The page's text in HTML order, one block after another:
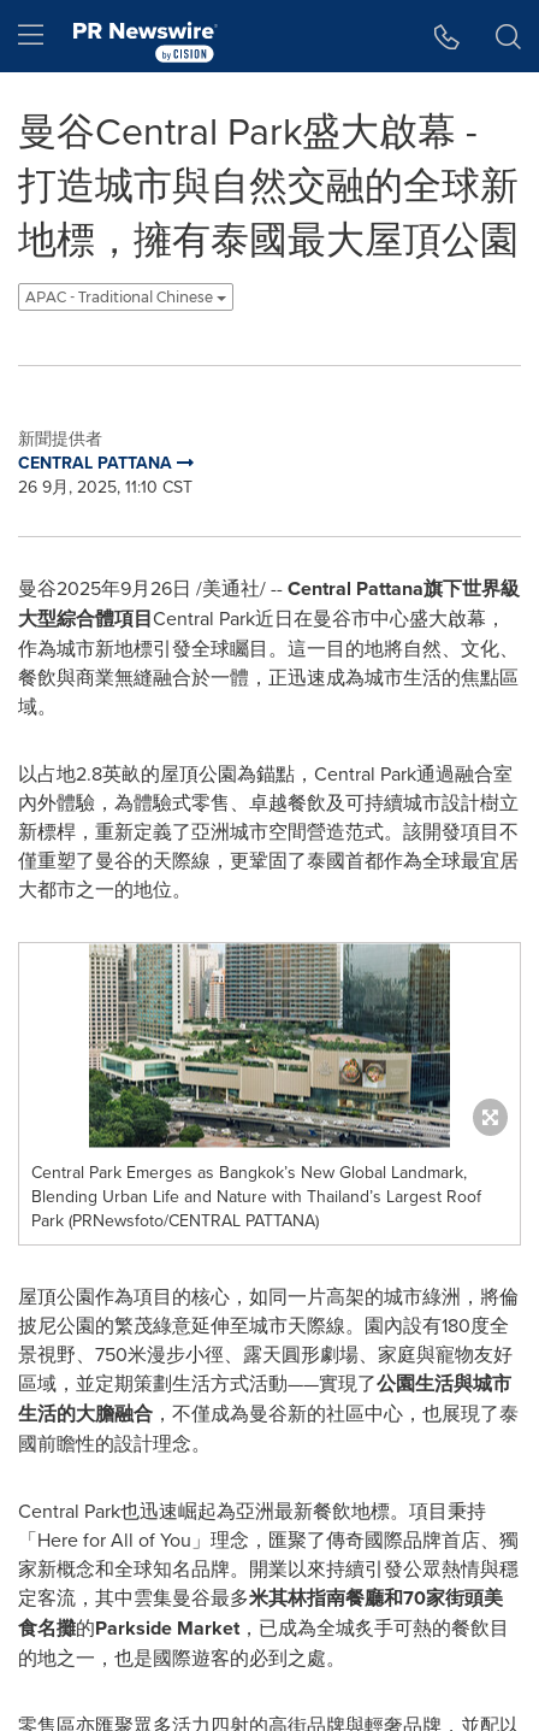
Hamburger menu
曼谷Central Park盛大啟幕 -
打造城市與自然交融的全球新
地標，擁有泰國最大屋頂公園
APAC - Traditional Chinese
新聞提供者
CENTRAL PATTANA
26 9月, 2025, 11:10 CST
曼谷2025年9月26日 /美通社/ --Central Pattana旗下世界級
大型綜合體項目Central Park近日在曼谷市中心盛大啟幕，
作為城市新地標引發全球矚目。這一目的地將自然、文化、
餐飲與商業無縫融合於一體，正迅速成為城市生活的焦點區
域。
以占地2.8英畝的屋頂公園為錨點，Central Park通過融合室
內外體驗，為體驗式零售、卓越餐飲及可持續城市設計樹立
新標桿，重新定義了亞洲城市空間營造范式。該開發項目不
僅重塑了曼谷的天際線，更鞏固了泰國首都作為全球最宜居
大都市之一的地位。
Central Park Emerges as Bangkok’s New Global Landmark,
Blending Urban Life and Nature with Thailand’s Largest Roof
Park (PRNewsfoto/CENTRAL PATTANA)
屋頂公園作為項目的核心，如同一片高架的城市綠洲，將倫
披尼公園的繁茂綠意延伸至城市天際線。園內設有180度全
景視野、750米漫步小徑、露天圓形劇場、家庭與寵物友好
區域，並定期策劃生活方式活動——實現了公園生活與城市
生活的大膽融合 ，不僅成為曼谷新的社區中心，也展現了泰
國前瞻性的設計理念。
Central Park也迅速崛起為亞洲最新餐飲地標。項目秉持
「Here for All of You」理念，匯聚了傳奇國際品牌首店、獨
家新概念和全球知名品牌。開業以來持續引發公眾熱情與穩
定客流，其中雲集曼谷最多米其林指南餐廳和70家街頭美
食名攤的Parkside Market，已成為全城炙手可熱的餐飲目
的地之一，也是國際遊客的必到之處。
零售區亦匯聚眾多活力四射的高街品牌與輕奢品牌，並配以